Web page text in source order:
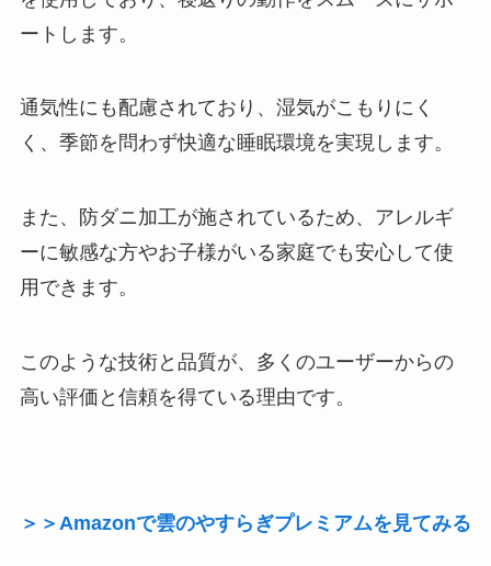
ートします。
通気性にも配慮されており、湿気がこもりにく
く、季節を問わず快適な睡眠環境を実現します。
また、防ダニ加工が施されているため、アレルギ
ーに敏感な方やお子様がいる家庭でも安心して使
用できます。
このような技術と品質が、多くのユーザーからの
高い評価と信頼を得ている理由です。
＞＞Amazonで雲のやすらぎプレミアムを見てみる